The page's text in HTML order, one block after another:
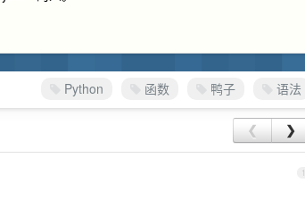
Python 函数 鸭子 语法
❮ ❯
1